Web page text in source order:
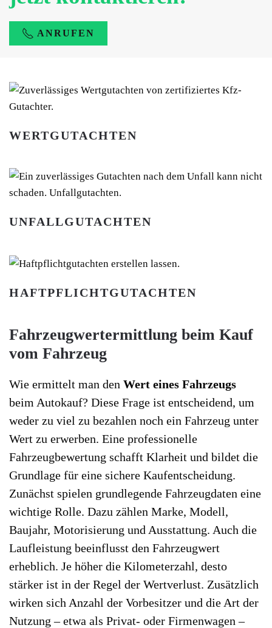
ANRUFEN
WERTGUTACHTEN
UNFALLGUTACHTEN
HAFTPFLICHTGUTACHTEN
Fahrzeugwertermittlung beim Kauf
vom Fahrzeug
Wie ermittelt man den Wert eines Fahrzeugs
beim Autokauf? Diese Frage ist entscheidend, um
weder zu viel zu bezahlen noch ein Fahrzeug unter
Wert zu erwerben. Eine professionelle
Fahrzeugbewertung schafft Klarheit und bildet die
Grundlage für eine sichere Kaufentscheidung.
Zunächst spielen grundlegende Fahrzeugdaten eine
wichtige Rolle. Dazu zählen Marke, Modell,
Baujahr, Motorisierung und Ausstattung. Auch die
Laufleistung beeinflusst den Fahrzeugwert
erheblich. Je höher die Kilometerzahl, desto
stärker ist in der Regel der Wertverlust. Zusätzlich
wirken sich Anzahl der Vorbesitzer und die Art der
Nutzung – etwa als Privat- oder Firmenwagen –